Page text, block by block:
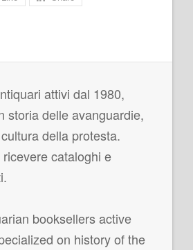
attivi dal 1980,
storia delle avanguardie,
della protesta.
cataloghi e
booksellers active
on history of the